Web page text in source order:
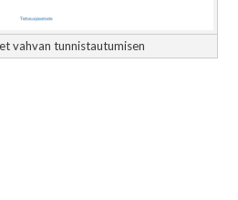
vahvan tunnistautumisen